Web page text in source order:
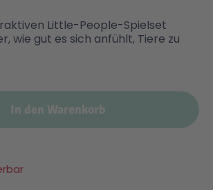
Little-People-Spielset
wie gut es sich anfühlt, Tiere zu
In den Warenkorb